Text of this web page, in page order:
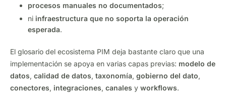
procesos manuales no documentados;
ni infraestructura que no soporta la operación
esperada.
El glosario del ecosistema PIM deja bastante claro que una
implementación se apoya en varias capas previas: modelo de
datos, calidad de datos, taxonomía, gobierno del dato,
conectores, integraciones, canales y workflows.